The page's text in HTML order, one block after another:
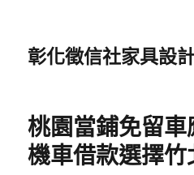
彰化徵信社家具設
桃園當鋪免留
機車借款選擇